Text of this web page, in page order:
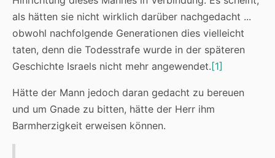
als hätten sie nicht wirklich darüber nachgedacht ...
obwohl nachfolgende Generationen dies vielleicht
taten, denn die Todesstrafe wurde in der späteren
Geschichte Israels nicht mehr angewendet.[1]
Hätte der Mann jedoch daran gedacht zu bereuen
und um Gnade zu bitten, hätte der Herr ihm
Barmherzigkeit erweisen können.